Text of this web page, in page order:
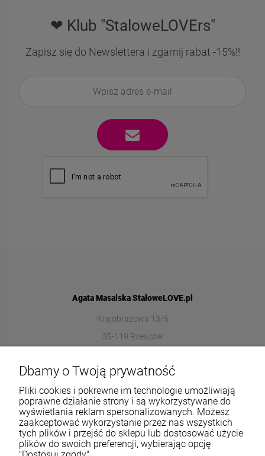
❤ Klub "StaloweLOVErs"
Zapisz się do Newslettera i zgarnij rabat -15%!!
Agata Masalska StaloweLOVE.pl
Krajobrazowa 13/5
35-119 Rzeszów
572989669
Informacje
O nas
Dbamy o Twoją prywatność
Pliki cookies i pokrewne im technologie umożliwiają
poprawne działanie strony i są wykorzystywane do
wyświetlania reklam spersonalizowanych. Możesz
zaakceptować wykorzystanie przez nas wszystkich
tych plików i przejść do sklepu lub dostosować użycie
plików do swoich preferencji, wybierając opcję